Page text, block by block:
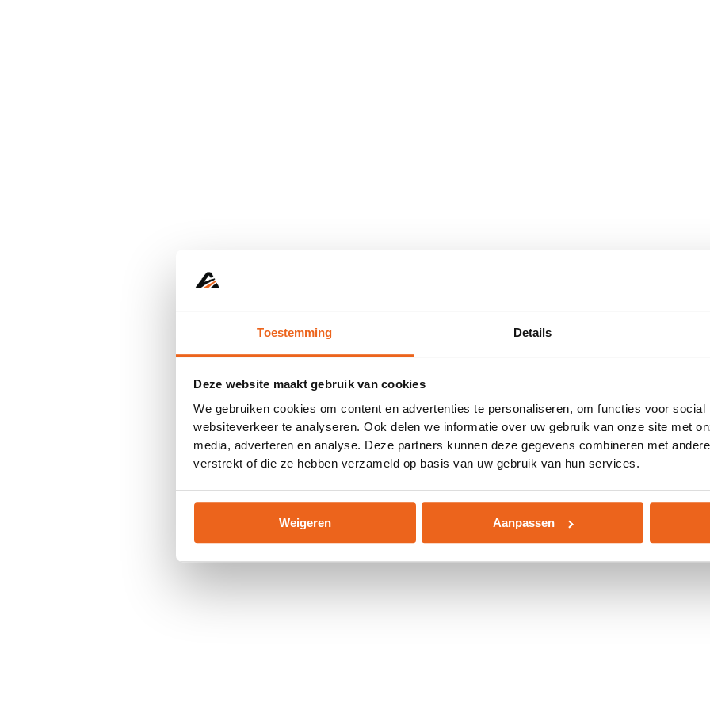
Toestemming Details
Deze website maakt gebruik van cookies
We gebruiken cookies om content en advertenties te personaliseren, om functies voor
websiteverkeer te analyseren. Ook delen we informatie over uw gebruik van onze site met
media, adverteren en analyse. Deze partners kunnen deze gegevens combineren met
verstrekt of die ze hebben verzameld op basis van uw gebruik van hun services.
Weigeren Aanpassen
Application error: aclient-side exception has occurred while loadingwww.abd.nl(see the